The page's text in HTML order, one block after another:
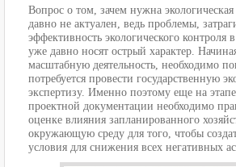
Вопрос о том, зачем нужна
давно не актуален, ведь проблемы,
эффективность экологического контроля
уже давно носят острый характер.
масштабную деятельность, необходимо
потребуется провести государственную
экспертизу. Именно поэтому еще на
проектной документации необходимо
оценке влияния запланированного
окружающую среду для того, чтобы
условия для снижения всех негативных